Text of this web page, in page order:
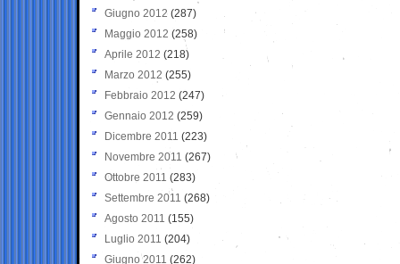
Giugno 2012 (287)
Maggio 2012 (258)
Aprile 2012 (218)
Marzo 2012 (255)
Febbraio 2012 (247)
Gennaio 2012 (259)
Dicembre 2011 (223)
Novembre 2011 (267)
Ottobre 2011 (283)
Settembre 2011 (268)
Agosto 2011 (155)
Luglio 2011 (204)
Giugno 2011 (262)